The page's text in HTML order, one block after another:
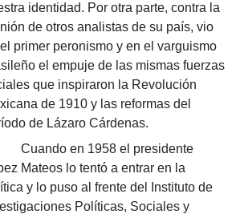
identidad. Por otra parte, contra la
de otros analistas de su país, vio
primer peronismo y en el varguismo
el empuje de las mismas fuerzas
que inspiraron la Revolución
de 1910 y las reformas del
de Lázaro Cárdenas.
en 1958 el presidente
Mateos lo tentó a entrar en la
y lo puso al frente del Instituto de
Políticas, Sociales y